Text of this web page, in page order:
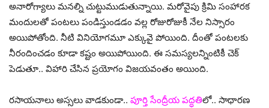
అనారోగ్యాలు మనల్ని చుట్టుముడుతున్నాయి. మరోవైపు క్రిమి సంహారక
మందులతో పంటలు పండిస్తుండడం వల్ల రోజురోజుకీ నేల నిస్సారం
అయిపోతోంది. నీటి వినియోగమూ ఎక్కువై పోయింది. దీంతో పంటలకు
నీరందించడం కూడా కష్టం అయిపోయింది. ఈ సమస్యలన్నింటికీ చెక్
పెడుతూ.. విహారి చేసిన ప్రయోగం విజయవంతం అయింది.
రసాయనాలు అస్సలు వాడకుండా.. పూర్తి సేంద్రీయ పద్ధతిలో.. సాధారణ